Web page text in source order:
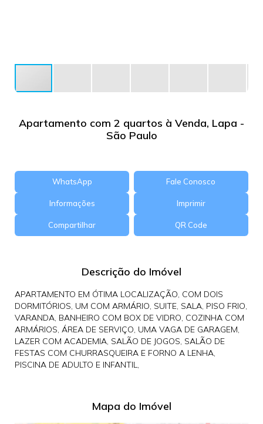
Apartamento com 2 quartos à Venda, Lapa -
São Paulo
WhatsApp Fale Conosco
Informações Imprimir
Compartilhar QR Code
Descrição do Imóvel
APARTAMENTO EM ÓTIMA LOCALIZAÇÃO, COM DOIS
DORMITÓRIOS, UM COM ARMÁRIO, SUITE, SALA, PISO FRIO,
VARANDA, BANHEIRO COM BOX DE VIDRO, COZINHA COM
ARMÁRIOS, ÁREA DE SERVIÇO, UMA VAGA DE GARAGEM,
LAZER COM ACADEMIA, SALÃO DE JOGOS, SALÃO DE
FESTAS COM CHURRASQUEIRA E FORNO A LENHA,
PISCINA DE ADULTO E INFANTIL,
Mapa do Imóvel